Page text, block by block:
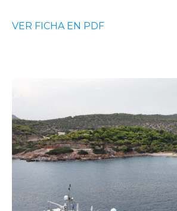
VER FICHA EN PDF